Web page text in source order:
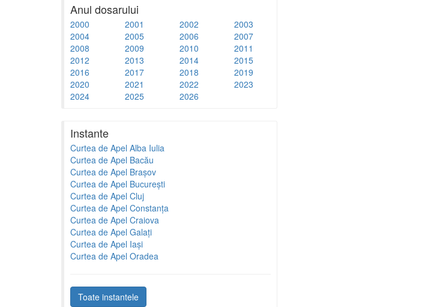
Anul dosarului
2000 2001 2002
2003
2004
2005 2006
2007
2008
2009 2010
2011
2012
2013 2014
2015
2016
2017 2018
2019
2020
2021 2022
2023
2024
2025 2026
Instante
Curtea de Apel Alba Iulia
Curtea de Apel Bacău
Curtea de Apel Brașov
Curtea de Apel București
Curtea de Apel Cluj
Curtea de Apel Constanța
Curtea de Apel Craiova
Curtea de Apel Galați
Curtea de Apel Iași
Curtea de Apel Oradea
Toate instantele